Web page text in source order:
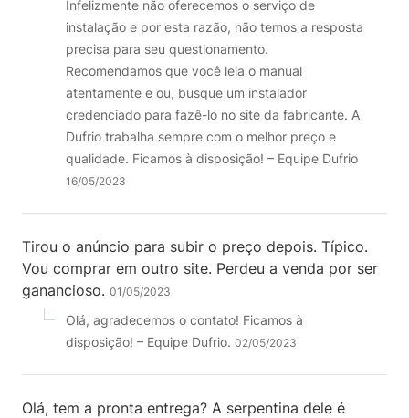
Infelizmente não oferecemos o serviço de
instalação e por esta razão, não temos a resposta
precisa para seu questionamento.
Recomendamos que você leia o manual
atentamente e ou, busque um instalador
credenciado para fazê-lo no site da fabricante. A
Dufrio trabalha sempre com o melhor preço e
qualidade. Ficamos à disposição! – Equipe Dufrio
16/05/2023
Tirou o anúncio para subir o preço depois. Típico.
Vou comprar em outro site. Perdeu a venda por ser
ganancioso. 01/05/2023
Olá, agradecemos o contato! Ficamos à
disposição! – Equipe Dufrio. 02/05/2023
Olá, tem a pronta entrega? A serpentina dele é